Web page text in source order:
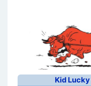
Kid Lucky